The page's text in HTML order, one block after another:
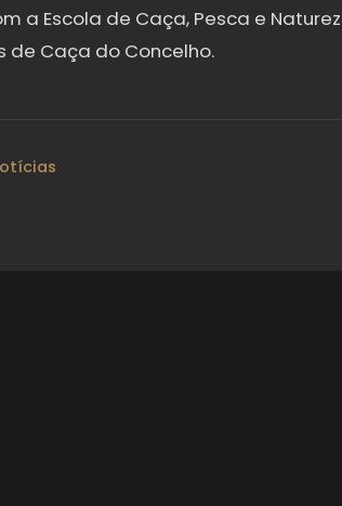
a Escola de Caça, Pesca e
de Caça do Concelho.